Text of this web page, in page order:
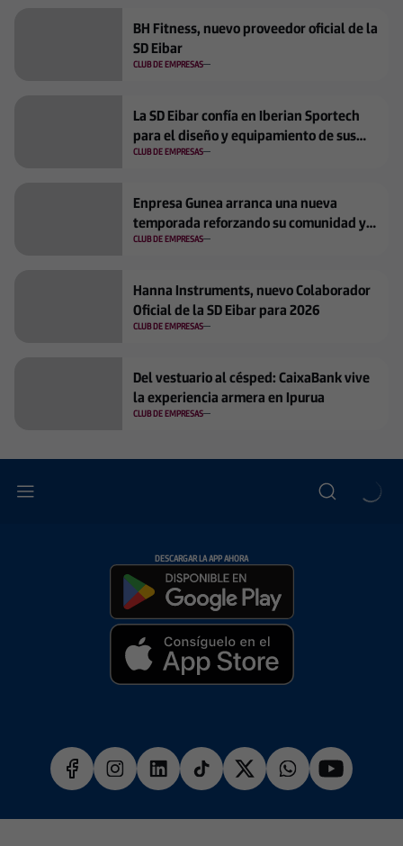
BH Fitness, nuevo proveedor oficial de la
SD Eibar
CLUB DE EMPRESAS
La SD Eibar confía en Iberian Sportech
para el diseño y equipamiento de sus
nuevos espacios de entrenamiento
CLUB DE EMPRESAS
Enpresa Gunea arranca una nueva
temporada reforzando su comunidad y
visión compartida
CLUB DE EMPRESAS
Hanna Instruments, nuevo Colaborador
Oficial de la SD Eibar para 2026
CLUB DE EMPRESAS
Del vestuario al césped: CaixaBank vive
la experiencia armera en Ipurua
CLUB DE EMPRESAS
DESCARGAR LA APP AHORA